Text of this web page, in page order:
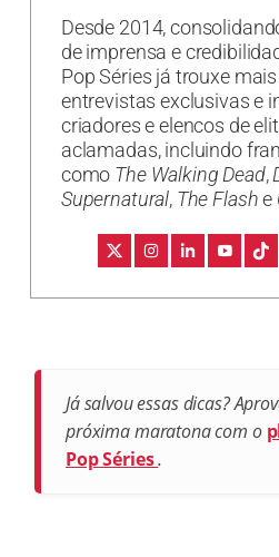
Desde 2014,
de imprensa e
Pop Séries já trouxe
entrevistas exclusivas e
criadores e elencos de
aclamadas, incluindo
como The Walking Dead,
Supernatural, The Flashe
Já salvou essas dicas?
próxima maratona com o
Pop Séries.